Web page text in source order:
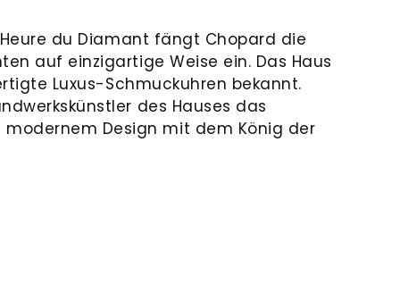
du Diamant fängt Chopard die
auf einzigartige Weise ein. Das Haus
Luxus-Schmuckuhren bekannt.
des Hauses das
Design mit dem König der